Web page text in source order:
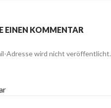
EINEN KOMMENTAR
Adresse wird nicht veröffentlicht.